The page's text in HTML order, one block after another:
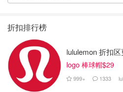
RzkM
折扣排行榜
lululemon 折扣
logo 棒球帽$29
999+ 1333